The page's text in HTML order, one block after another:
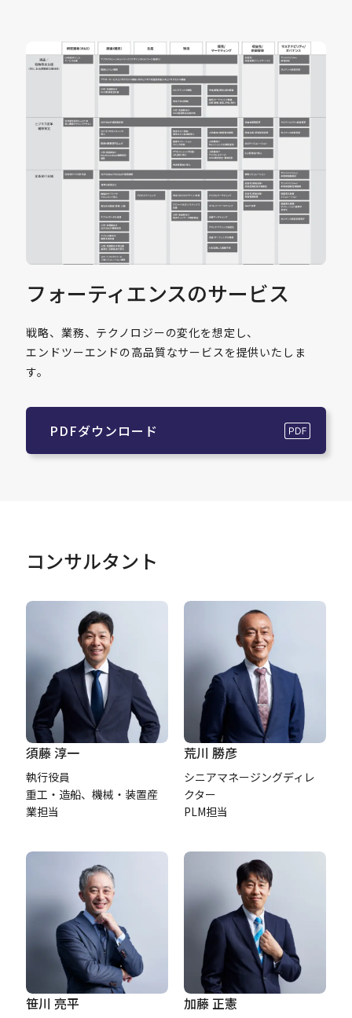
フォーティエンスのサービス
戦略、業務、テクノロジーの変化を想定し、
エンドツーエンドの高品質なサービスを提供いたしま
す。
PDFダウンロード
コンサルタント
須藤 淳一
執行役員
重工・造船、機械・装置産
業担当
荒川 勝彦
シニアマネージングディレ
クター
PLM担当
笹川 亮平 加藤 正憲